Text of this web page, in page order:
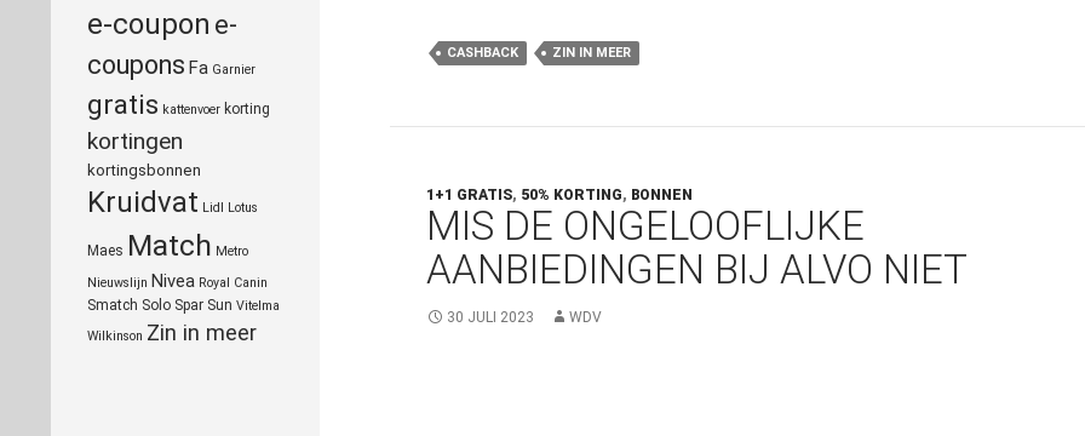
CASHBACK ZIN IN MEER
1+1 GRATIS, 50% KORTING, BONNEN
MIS DE ONGELOOFLIJKE
AANBIEDINGEN BIJ ALVO NIET
30 JULI 2023 WDV
e-coupon e-
coupons Fa Garnier
gratis kattenvoer korting
kortingen
kortingsbonnen
Kruidvat Lidl Lotus
Maes Match Metro
Nieuwslijn Nivea Royal Canin
Smatch Solo Spar Sun Vitelma
Wilkinson Zin in meer